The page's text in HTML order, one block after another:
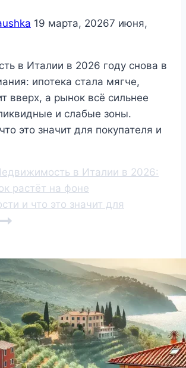
19 марта, 20267 июня,
в Италии в 2026 году снова в
ипотека стала мягче,
вверх, а рынок всё сильнее
и слабые зоны.
это значит для покупателя и
в Италии в 2026:
растёт на фоне
и что это значит для